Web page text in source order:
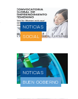
NOTICIAS
SOCIAL
NOTICIAS
BUEN GOBIERNO